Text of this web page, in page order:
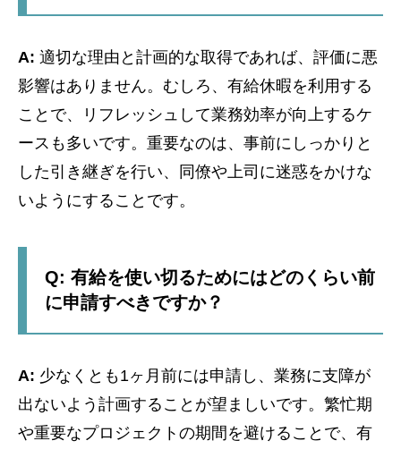
A: 適切な理由と計画的な取得であれば、評価に悪
影響はありません。むしろ、有給休暇を利用する
ことで、リフレッシュして業務効率が向上するケ
ースも多いです。重要なのは、事前にしっかりと
した引き継ぎを行い、同僚や上司に迷惑をかけな
いようにすることです。
Q: 有給を使い切るためにはどのくらい前
に申請すべきですか？
A: 少なくとも1ヶ月前には申請し、業務に支障が
出ないよう計画することが望ましいです。繁忙期
や重要なプロジェクトの期間を避けることで、有